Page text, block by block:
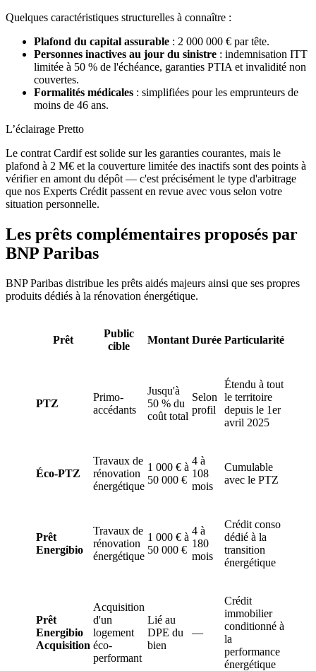
Quelques caractéristiques structurelles à connaître :
Plafond du capital assurable : 2 000 000 € par tête.
Personnes inactives au jour du sinistre : indemnisation ITT
limitée à 50 % de l'échéance, garanties PTIA et invalidité non
couvertes.
Formalités médicales : simplifiées pour les emprunteurs de
moins de 46 ans.
L’éclairage Pretto
Le contrat Cardif est solide sur les garanties courantes, mais le
plafond à 2 M€ et la couverture limitée des inactifs sont des points à
vérifier en amont du dépôt — c'est précisément le type d'arbitrage
que nos Experts Crédit passent en revue avec vous selon votre
situation personnelle.
Les prêts complémentaires proposés par
BNP Paribas
BNP Paribas distribue les prêts aidés majeurs ainsi que ses propres
produits dédiés à la rénovation énergétique.
Prêt
Public
cible
Montant Durée Particularité
PTZ
Primo-
accédants
Jusqu'à
50 % du
coût total
Selon
profil
Étendu à tout
le territoire
depuis le 1er
avril 2025
Éco-PTZ
Travaux de
rénovation
énergétique
1 000 € à
50 000 €
4 à
108
mois
Cumulable
avec le PTZ
Prêt
Energibio
Travaux de
rénovation
énergétique
1 000 € à
50 000 €
4 à
180
mois
Crédit conso
dédié à la
transition
énergétique
Prêt
Energibio
Acquisition
Acquisition
d'un
logement
éco-
performant
Lié au
DPE du
bien
—
Crédit
immobilier
conditionné à
la
performance
énergétique